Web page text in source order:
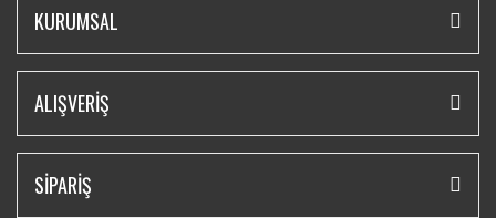
KURUMSAL
ALIŞVERİŞ
SİPARİŞ